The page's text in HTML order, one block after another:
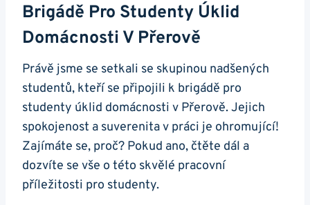
Brigádě Pro Studenty Úklid
Domácnosti V Přerově
Právě jsme se setkali se skupinou nadšených
studentů, kteří se připojili k brigádě pro
studenty úklid domácnosti v Přerově. Jejich
spokojenost a suverenita v práci je ohromující!
Zajímáte se, proč? Pokud ano, čtěte dál a
dozvíte se vše o této skvělé pracovní
příležitosti pro studenty.